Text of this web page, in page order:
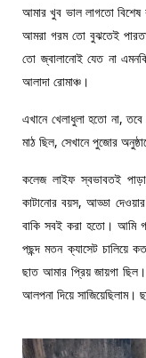
আমার খুব ভাল লাগতো বিশেষ
আমরা গরম তো বুঝতেই
তো জ্বালানোই যেত না
আলাদা রোমাঞ্চ।
এখানে খেলাধুলা হতো না, তবে
মাঠ ছিল, সেখানে পুজোর
কলেজ লাইফ স্বভাবতই
কাটানোর বয়স, আড্ডা
বাকি সবই করা হতো। আমি
পছন্দ মতন ক্যাসেট চালিয়ে
ছাত আমার প্রিয় জায়গা
আলপনা দিয়ে সাজিয়েছিলাম।